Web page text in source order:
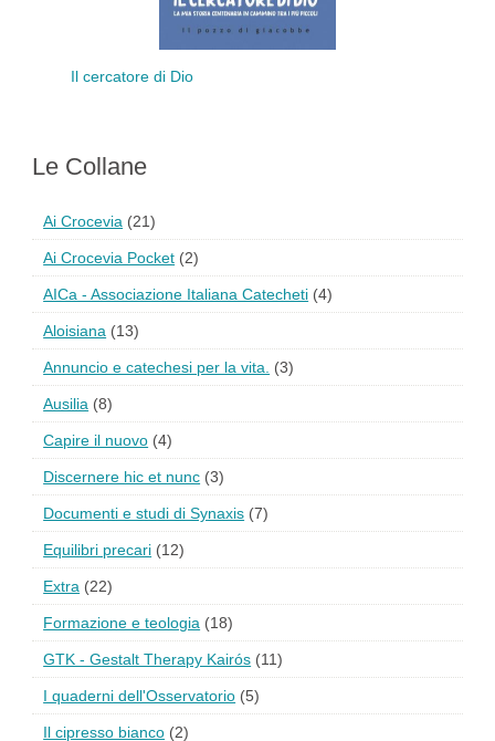
Il cercatore di Dio
Le Collane
Ai Crocevia (21)
Ai Crocevia Pocket (2)
AICa - Associazione Italiana Catecheti (4)
Aloisiana (13)
Annuncio e catechesi per la vita. (3)
Ausilia (8)
Capire il nuovo (4)
Discernere hic et nunc (3)
Documenti e studi di Synaxis (7)
Equilibri precari (12)
Extra (22)
Formazione e teologia (18)
GTK - Gestalt Therapy Kairós (11)
I quaderni dell'Osservatorio (5)
Il cipresso bianco (2)